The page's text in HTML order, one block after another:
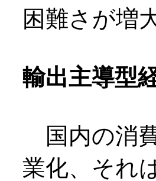
困難さが増
輸出主導型
国内の消
業化、それ